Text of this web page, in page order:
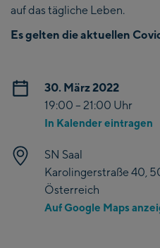
auf das tägliche Leben.
Es gelten die aktuellen
30. März 2022
19:00 – 21:00 Uhr
In Kalender eintragen
SN Saal
Karolingerstraße 40,
Österreich
Auf Google Maps